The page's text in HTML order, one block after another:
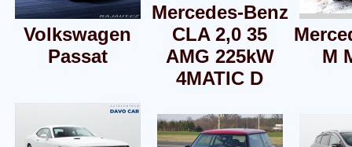
Volkswagen
Passat
Mercedes-Benz
CLA 2,0 35
AMG 225kW
4MATIC D
M